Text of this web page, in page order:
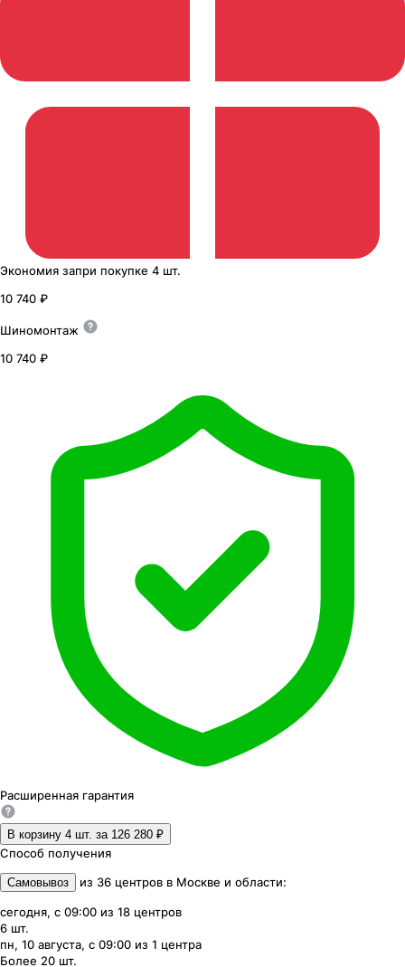
Экономия запри покупке 4 шт.
10 740 ₽
Шиномонтаж
10 740 ₽
Расширенная гарантия
В корзину 4 шт. за 126 280 ₽
Способ получения
Самовывоз из 36 центров в Москве и области:
сегодня, с 09:00 из 18 центров
6 шт.
пн, 10 августа, с 09:00 из 1 центра
Более 20 шт.